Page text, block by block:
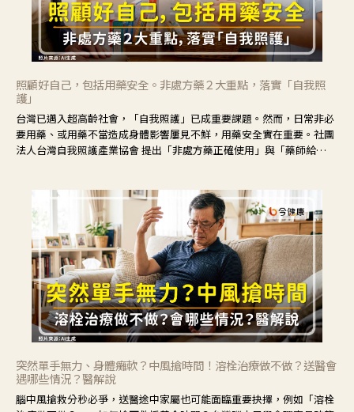
照顧好自己，包括用藥安全。非處方藥２大重點，落實「自我照
護」
台灣已邁入超高齡社會，「自我照護」已成重要課題。然而，日常非必
要用藥、或用藥不當造成身體影響屢見不鮮，用藥安全實在重要。社團
法人台灣自我照護產業協會 提出「非處方藥正確使用」與「藥師給
突然單手無力、身體癱軟？中風搶時間！溶栓治療做不做？送醫會
遇哪些情況？醫解說
腦中風搶救分秒必爭，送醫途中家屬也可能面臨重要抉擇，例如「溶栓